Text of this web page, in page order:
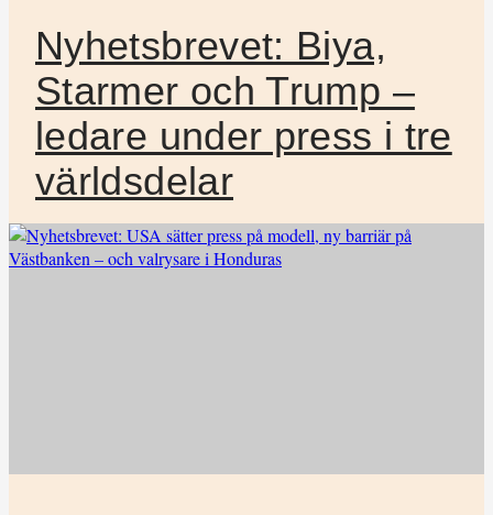
Nyhetsbrevet: Biya,
Starmer och Trump –
ledare under press i tre
världsdelar